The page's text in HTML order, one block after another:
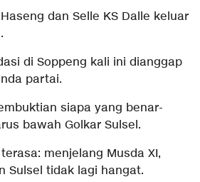
dan Selle KS Dalle keluar
di Soppeng kali ini dianggap
partai.
siapa yang benar-
bawah Golkar Sulsel.
menjelang Musda XI,
Sulsel tidak lagi hangat.